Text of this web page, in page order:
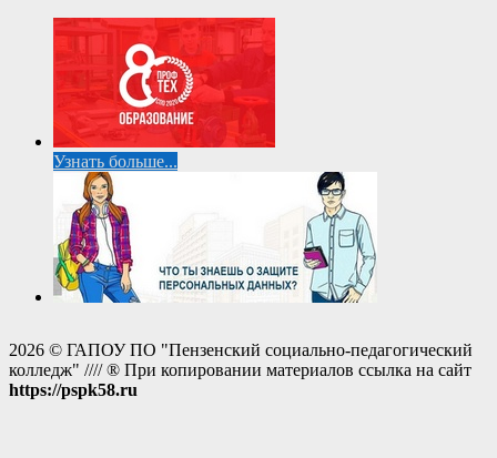
Узнать больше...
2026 © ГАПОУ ПО "Пензенский социально-педагогический
колледж" //// ® При копировании материалов ссылка на сайт
https://pspk58.ru